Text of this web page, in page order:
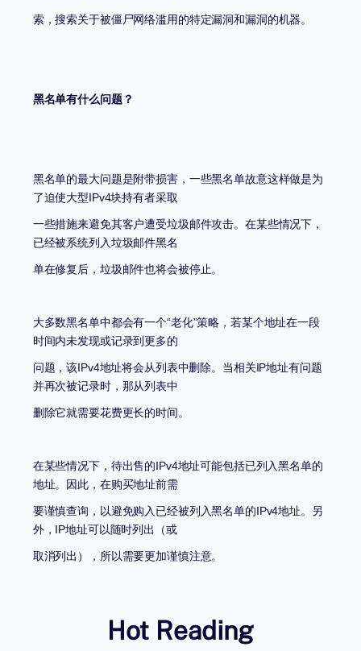
索，搜索关于被僵尸网络滥用的特定漏洞和漏洞的机器。
黑名单有什么问题？
黑名单的最大问题是附带损害，一些黑名单故意这样做是为
了迫使大型IPv4块持有者采取
一些措施来避免其客户遭受垃圾邮件攻击。在某些情况下，
已经被系统列入垃圾邮件黑名
单在修复后，垃圾邮件也将会被停止。
大多数黑名单中都会有一个“老化”策略，若某个地址在一段
时间内未发现或记录到更多的
问题，该IPv4地址将会从列表中删除。当相关IP地址有问题
并再次被记录时，那从列表中
删除它就需要花费更长的时间。
在某些情况下，待出售的IPv4地址可能包括已列入黑名单的
地址。因此，在购买地址前需
要谨慎查询，以避免购入已经被列入黑名单的IPv4地址。另
外， IP地址可以随时列出（或
取消列出），所以需要更加谨慎注意。
Hot Reading